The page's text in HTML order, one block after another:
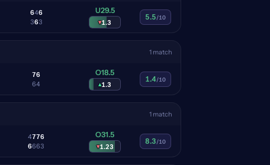
6
3
4
6
6
3
U29.5
▾1.3
5.5/10
1 match
7
6
6
4
O18.5
▴1.3
1.4/10
1 match
4
6
7
6
7
6
6
3
O31.5
▾1.23
8.3/10